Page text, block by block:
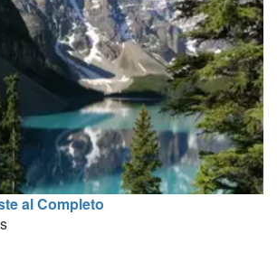
al Completo